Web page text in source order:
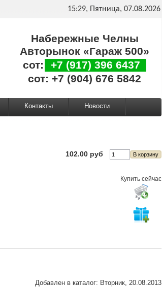
15:29, Пятница, 07.08.2026
Набережные Челны
Авторынок «Гараж 500»
сот:
+7 (917) 396 6437
сот: +7 (904) 676 5842
Контакты Новости
102.00 руб
Купить сейчас
Добавлен в каталог: Вторник, 20.08.2013